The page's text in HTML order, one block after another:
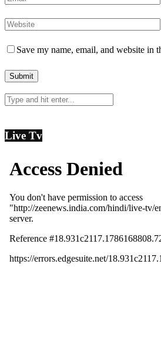
Save my name, email, and website in
Live Tv